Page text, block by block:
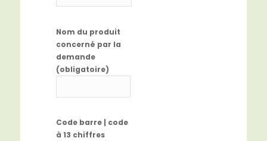
Nom du produit
concerné par la
demande
(obligatoire)
Code barre | code
à 13 chiffres